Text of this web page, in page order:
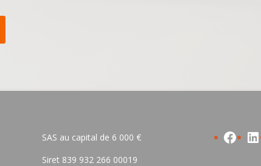
SAS au capital de 6 000 €
Siret 839 932 266 00019